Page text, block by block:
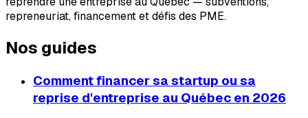
repreneuriat, financement et défis des PME.
Nos guides
Comment financer sa startup ou sa
reprise d'entreprise au Québec en 2026